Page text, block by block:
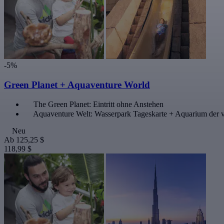
-5%
Green Planet + Aquaventure World
The Green Planet: Eintritt ohne Anstehen
Aquaventure Welt: Wasserpark Tageskarte + Aquarium der
Neu
Ab 125,25 $
118,99 $